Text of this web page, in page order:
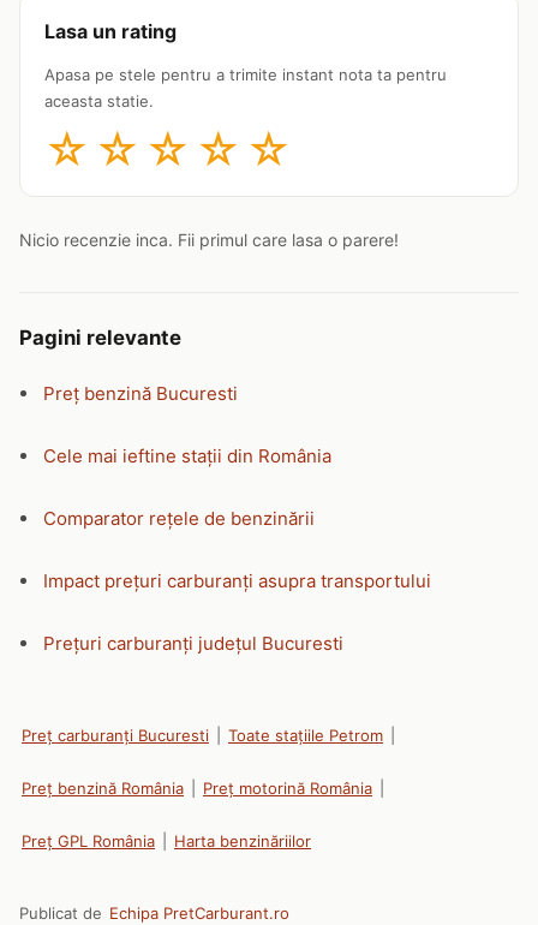
Lasa un rating
Apasa pe stele pentru a trimite instant nota ta pentru
aceasta statie.
☆ ☆ ☆ ☆ ☆
Nicio recenzie inca. Fii primul care lasa o parere!
Pagini relevante
Preț benzină Bucuresti
Cele mai ieftine stații din România
Comparator rețele de benzinării
Impact prețuri carburanți asupra transportului
Prețuri carburanți județul Bucuresti
Preț carburanți Bucuresti Toate stațiile Petrom
Preț benzină România Preț motorină România
Preț GPL România Harta benzinăriilor
Publicat de Echipa PretCarburant.ro